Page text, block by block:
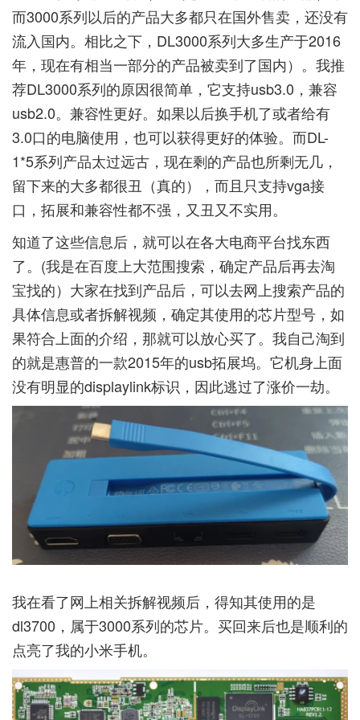
而3000系列以后的产品大多都只在国外售卖，还没有
流入国内。相比之下，DL3000系列大多生产于2016
年，现在有相当一部分的产品被卖到了国内）。我推
荐DL3000系列的原因很简单，它支持usb3.0，兼容
usb2.0。兼容性更好。如果以后换手机了或者给有
3.0口的电脑使用，也可以获得更好的体验。而DL-
1*5系列产品太过远古，现在剩的产品也所剩无几，
留下来的大多都很丑（真的），而且只支持vga接
口，拓展和兼容性都不强，又丑又不实用。
知道了这些信息后，就可以在各大电商平台找东西
了。(我是在百度上大范围搜索，确定产品后再去淘
宝找的）大家在找到产品后，可以去网上搜索产品的
具体信息或者拆解视频，确定其使用的芯片型号，如
果符合上面的介绍，那就可以放心买了。我自己淘到
的就是惠普的一款2015年的usb拓展坞。它机身上面
没有明显的displaylink标识，因此逃过了涨价一劫。
我在看了网上相关拆解视频后，得知其使用的是
dl3700，属于3000系列的芯片。买回来后也是顺利的
点亮了我的小米手机。